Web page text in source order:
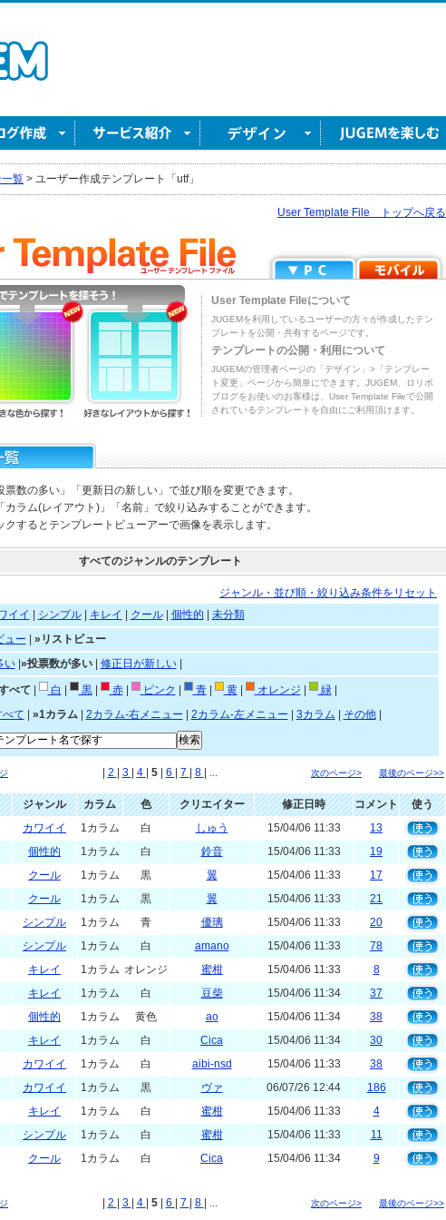
覧 > ユーザー作成テンプレート「utf」
User Template File トップへ戻る
User Template Fileについて
JUGEMを利用しているユーザーの方々が作成したテン
プレートを公開・共有するページです。
テンプレートの公開・利用について
JUGEMの管理者ページの「デザイン」>「テンプレー
ト変更」ページから簡単にできます。JUGEM、ロリポ
ブログをお使いのお客様は、User Template Fileで公開
されているテンプレートを自由にご利用頂けます。
票数の多い」「更新日の新しい」で並び順を変更できます。
カラム(レイアウト)」「名前」で絞り込みすることができます。
クするとテンプレートビューアーで画像を表示します。
すべてのジャンルのテンプレート
ジャンル・並び順・絞り込み条件をリセット
イイ シンプル| キレイ クール| 個性的
未分類
ュー
»リストビュー
い| »投票数が多い| 修正日が新しい|
べて 白 黒| 赤| ピンク 青| 黄| オレンジ 緑|
べて »1カラム| 2カラム-右メニュー 2カラム-左メニュー 3カラム その他|
2 3 4 5 6 7 8 | ... 次のページ> 最後のページ>>
ジャンル カラム 色 クリエイター 修正日時 コメント
使う
カワイイ 1カラム 白 しゅう 15/04/06 11:33
13
個性的 1カラム 白 鈴音 15/04/06 11:33
19
クール 1カラム 黒 翼 15/04/06 11:33
17
クール 1カラム 黒 翼 15/04/06 11:33
21
シンプル 1カラム 青 優璃 15/04/06 11:33
20
シンプル 1カラム 白 amano 15/04/06 11:33
78
キレイ 1カラム オレンジ 蜜柑 15/04/06 11:33
8
キレイ 1カラム 白 豆柴 15/04/06 11:34
37
個性的 1カラム 黄色 ao 15/04/06 11:34
38
キレイ 1カラム 白 Cica 15/04/06 11:34
30
カワイイ 1カラム 白 aibi-nsd 15/04/06 11:33
38
カワイイ 1カラム 黒 ヴァ 06/07/26 12:44
186
キレイ 1カラム 白 蜜柑 15/04/06 11:33
4
シンプル 1カラム 白 蜜柑 15/04/06 11:33
11
クール 1カラム 白 Cica 15/04/06 11:34 9
2 3 4 5 6 7 8 | ... 次のページ> 最後のページ>>